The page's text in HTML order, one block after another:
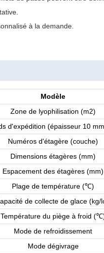
à la demande.
Modèle
Zone de lyophilisation (m2)
d'expédition (épaisseur 10
Numéros d'étagère (couche)
Dimensions étagères (mm)
Espacement des étagères (mm)
Plage de température (℃)
de collecte de glace (kg/
Température du piège à froid (℃
Mode de refroidissement
Mode dégivrage